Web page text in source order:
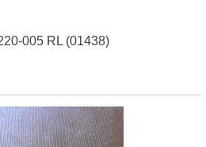
005 RL (01438)